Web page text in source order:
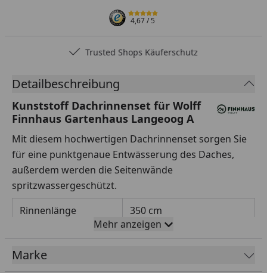
4,67/ 5
Trusted Shops Käuferschutz
Detailbeschreibung
Kunststoff Dachrinnenset für Wolff
Finnhaus Gartenhaus Langeoog A
Mit diesem hochwertigen Dachrinnenset sorgen Sie
für eine punktgenaue Entwässerung des Daches,
außerdem werden die Seitenwände
spritzwassergeschützt.
Rinnenlänge
350 cm
78 mm
Fallrohrdurchmesser
Mehr anzeigen
Marke